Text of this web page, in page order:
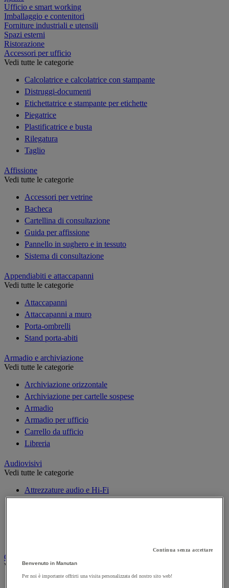
Ufficio e smart working
Imballaggio e contenitori
Forniture industriali e utensili
Spazi esterni
Ristorazione
Accessori per ufficio
Vedi tutte le categorie
Calcolatrice e calcolatrice con stampante
Distruggi-documenti
Etichettatrice e stampante per etichette
Piegatrice
Plastificatrice e busta
Rilegatura
Taglio
Affissione
Vedi tutte le categorie
Accessori per vetrine
Bacheca
Cartellina di consultazione
Guida per affissione
Pannello in sughero e in tessuto
Sistema di consultazione
Appendiabiti e attaccapanni
Vedi tutte le categorie
Attaccapanni
Attaccapanni a muro
Porta-ombrelli
Stand porta-abiti
Armadio e archiviazione
Vedi tutte le categorie
Archiviazione orizzontale
Archiviazione per cartelle sospese
Armadio
Armadio per ufficio
Carrello da ufficio
Libreria
Audiovisivi
Vedi tutte le categorie
Attrezzature audio e Hi-Fi
Cancelleria e forniture per ufficio
Vedi tutte le categorie
Continua senza accettare
Benvenuto in Manutan
Per noi è importante offrirti una visita personalizzata del nostro sito web!